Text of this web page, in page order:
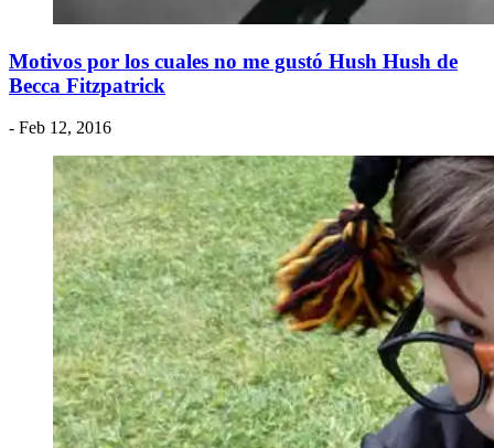
Motivos por los cuales no me gustó Hush Hush de
Becca Fitzpatrick
- Feb 12, 2016